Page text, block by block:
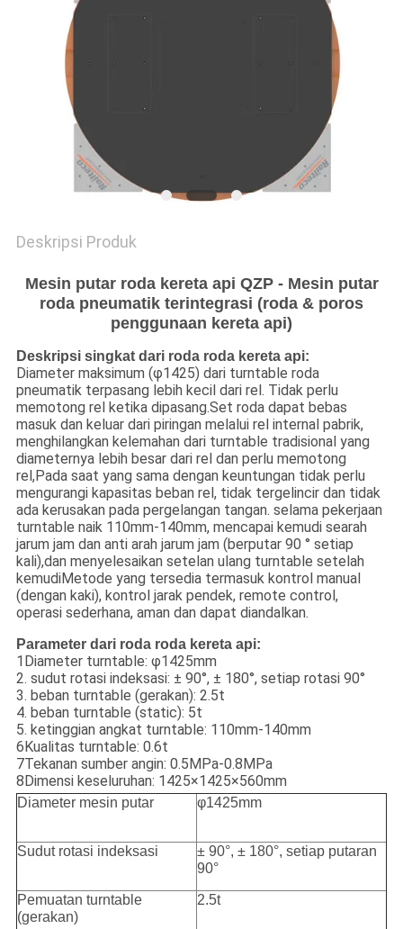
Deskripsi Produk
Mesin putar roda kereta api QZP - Mesin putar
roda pneumatik terintegrasi (roda & poros
penggunaan kereta api)
Deskripsi singkat dari roda roda kereta api:
Diameter maksimum (φ1425) dari turntable roda
pneumatik terpasang lebih kecil dari rel. Tidak perlu
memotong rel ketika dipasang.Set roda dapat bebas
masuk dan keluar dari piringan melalui rel internal pabrik,
menghilangkan kelemahan dari turntable tradisional yang
diameternya lebih besar dari rel dan perlu memotong
rel,Pada saat yang sama dengan keuntungan tidak perlu
mengurangi kapasitas beban rel, tidak tergelincir dan tidak
ada kerusakan pada pergelangan tangan. selama pekerjaan
turntable naik 110mm-140mm, mencapai kemudi searah
jarum jam dan anti arah jarum jam (berputar 90 ° setiap
kali),dan menyelesaikan setelan ulang turntable setelah
kemudiMetode yang tersedia termasuk kontrol manual
(dengan kaki), kontrol jarak pendek, remote control,
operasi sederhana, aman dan dapat diandalkan.
Parameter dari roda roda kereta api:
1Diameter turntable: φ1425mm
2. sudut rotasi indeksasi: ± 90°, ± 180°, setiap rotasi 90°
3. beban turntable (gerakan): 2.5t
4. beban turntable (static): 5t
5. ketinggian angkat turntable: 110mm-140mm
6Kualitas turntable: 0.6t
7Tekanan sumber angin: 0.5MPa-0.8MPa
8Dimensi keseluruhan: 1425×1425×560mm
Diameter mesin putar φ1425mm
Sudut rotasi indeksasi
± 90°, ± 180°, setiap putaran
90°
Pemuatan turntable
(gerakan)
2.5t